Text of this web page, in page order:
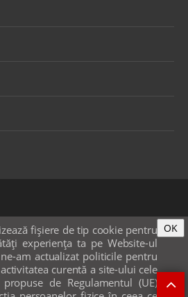
fişiere de tip cookie pentru
experiența ta pe Website-ul
am actualizat politicile pentru
curentă a site-ului cele
de Regulamentul (UE)
OK
Mica publicitate
POLITICA COOKIE-URI & GDPR
bysofthost.